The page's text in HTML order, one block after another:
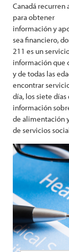
Canadá recurren
para obtener
información y
sea financiero,
211 es un
información que
y de todas las
encontrar
día, los siete días
información
de alimentación
de servicios